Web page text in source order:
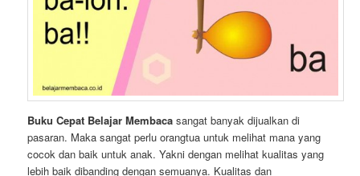
Buku Cepat Belajar Membaca sangat banyak dijualkan di
pasaran. Maka sangat perlu orangtua untuk melihat mana yang
cocok dan baik untuk anak. Yakni dengan melihat kualitas yang
lebih baik dibanding dengan semuanya. Kualitas dan